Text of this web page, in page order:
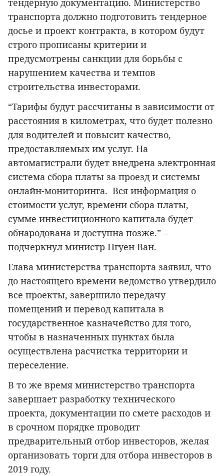
тендерную документацию. Министерство
транспорта должно подготовить тендерное
досье и проект контракта, в котором будут
строго прописаны критерии и
предусмотрены санкции для борьбы с
нарушением качества и темпов
строительства инвесторами.
“Тарифы будут рассчитаны в зависимости от
расстояния в километрах, что будет полезно
для водителей и повысит качество,
предоставляемых им услуг. На
автомагистрали будет внедрена электронная
система сбора платы за проезд и системы
онлайн-мониторинга. Вся информация о
стоимости услуг, времени сбора платы,
сумме инвестиционного капитала будет
обнародована и доступна позже.” –
подчеркнул министр Нгуен Ван.
Глава министерства транспорта заявил, что
до настоящего времени ведомство утвердило
все проекты, завершило передачу
помещений и перевод капитала в
государственное казначейство для того,
чтобы в назначенных пунктах была
осуществлена расчистка территории и
переселение.
В то же время министерство транспорта
завершает разработку технического
проекта, документации по смете расходов и
в срочном порядке проводит
предварительный отбор инвесторов, желая
организовать торги для отбора инвесторов в
2019 году.